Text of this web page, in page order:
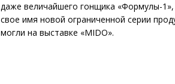
даже величайшего гонщика «Формулы-
свое имя новой ограниченной серии
могли на выставке «MIDO».